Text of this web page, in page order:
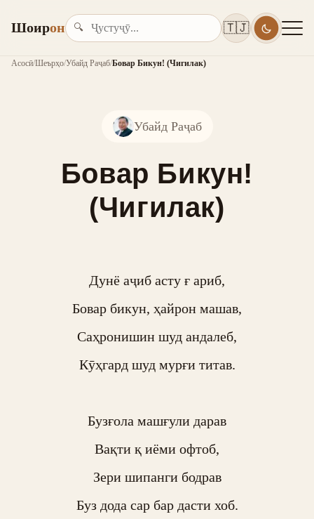
Шоирон 🔍 🇹🇯
Асосӣ/Шеърҳо/Убайд Раҷаб/Бовар Бикун! (Чигилак)
Убайд Раҷаб
Бовар Бикун!
(Чигилак)
Дунё аҷиб асту ғ ариб,
Бовар бикун, ҳайрон машав,
Саҳронишин шуд андалеб,
Кӯҳгард шуд мурғи титав.
Бузғола машғули дарав
Вақти қ иёми офтоб,
Зери шипанги бодрав
Буз дода сар бар дасти хоб.